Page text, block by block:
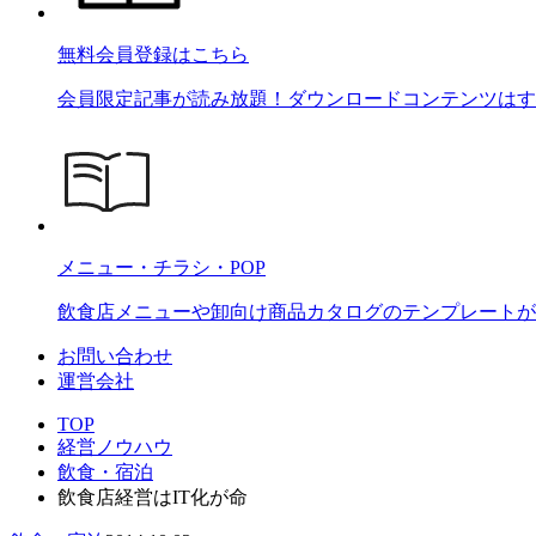
無料会員登録はこちら
会員限定記事が読み放題！ダウンロードコンテンツは
メニュー・チラシ・POP
飲食店メニューや卸向け商品カタログのテンプレート
お問い合わせ
運営会社
TOP
経営ノウハウ
飲食・宿泊
飲食店経営はIT化が命